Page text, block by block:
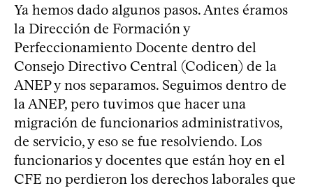
Ya hemos dado algunos pasos. Antes éramos
la Dirección de Formación y
Perfeccionamiento Docente dentro del
Consejo Directivo Central (Codicen) de la
ANEP y nos separamos. Seguimos dentro de
la ANEP, pero tuvimos que hacer una
migración de funcionarios administrativos,
de servicio, y eso se fue resolviendo. Los
funcionarios y docentes que están hoy en el
CFE no perdieron los derechos laborales que